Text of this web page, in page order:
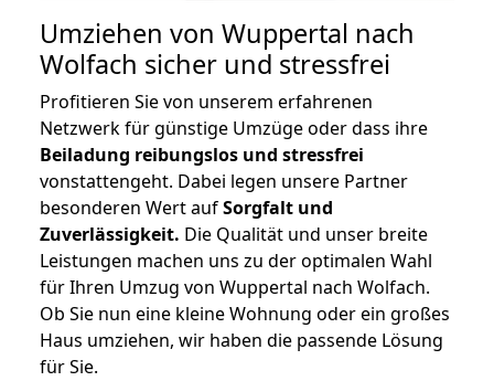
Umziehen von Wuppertal nach
Wolfach sicher und stressfrei
Profitieren Sie von unserem erfahrenen
Netzwerk für günstige Umzüge oder dass ihre
Beiladung reibungslos und stressfrei
vonstattengeht. Dabei legen unsere Partner
besonderen Wert aufSorgfalt und
Zuverlässigkeit. Die Qualität und unser breite
Leistungen machen uns zu der optimalen Wahl
für Ihren Umzug von Wuppertal nach Wolfach.
Ob Sie nun eine kleine Wohnung oder ein großes
Haus umziehen, wir haben die passende Lösung
für Sie.